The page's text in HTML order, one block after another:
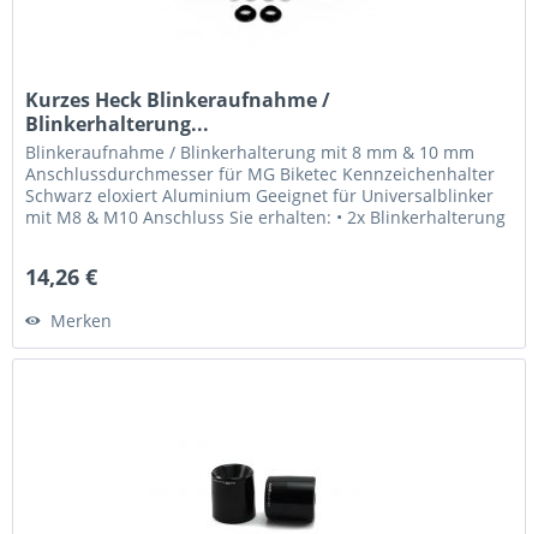
Kurzes Heck Blinkeraufnahme /
Blinkerhalterung...
Blinkeraufnahme / Blinkerhalterung mit 8 mm & 10 mm
Anschlussdurchmesser für MG Biketec Kennzeichenhalter
Schwarz eloxiert Aluminium Geeignet für Universalblinker
mit M8 & M10 Anschluss Sie erhalten: • 2x Blinkerhalterung
14,26 €
Merken